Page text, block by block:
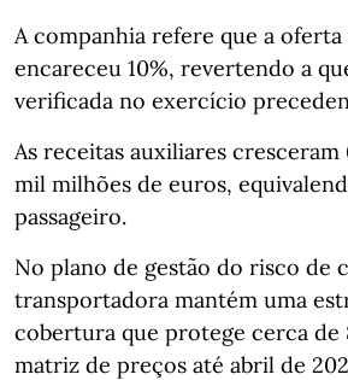
A companhia refere que a
encareceu 10%, revertendo a
verificada no exercício
As receitas auxiliares cresceram
mil milhões de euros,
passageiro.
No plano de gestão do risco de
transportadora mantém uma
cobertura que protege cerca de
matriz de preços até abril de